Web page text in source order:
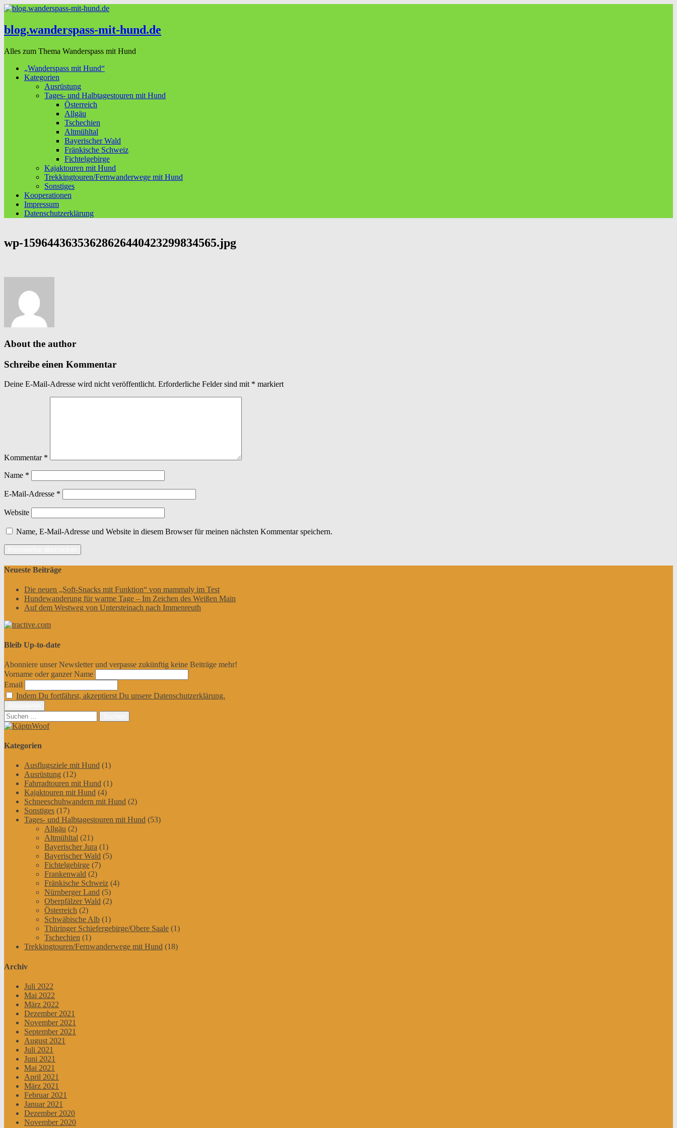
blog.wanderspass-mit-hund.de
Alles zum Thema Wanderspass mit Hund
„Wanderspass mit Hund“
Kategorien
Ausrüstung
Tages- und Halbtagestouren mit Hund
Österreich
Allgäu
Tschechien
Altmühltal
Bayerischer Wald
Fränkische Schweiz
Fichtelgebirge
Kajaktouren mit Hund
Trekkingtouren/Fernwanderwege mit Hund
Sonstiges
Kooperationen
Impressum
Datenschutzerklärung
wp-15964436353628626440423299834565.jpg
About the author
Schreibe einen Kommentar
Deine E-Mail-Adresse wird nicht veröffentlicht. Erforderliche Felder sind mit * markiert
Kommentar *
Name *
E-Mail-Adresse *
Website
Name, E-Mail-Adresse und Website in diesem Browser für meinen nächsten Kommentar speichern.
Neueste Beiträge
Die neuen „Soft-Snacks mit Funktion“ von mammaly im Test
Hundewanderung für warme Tage – Im Zeichen des Weißen Main
Auf dem Westweg von Untersteinach nach Immenreuth
Bleib Up-to-date
Abonniere unser Newsletter und verpasse zukünftig keine Beiträge mehr!
Vorname oder ganzer Name
Email
Indem Du fortfährst, akzeptierst Du unsere Datenschutzerklärung.
Suchen
nach:
Kategorien
Ausflugsziele mit Hund (1)
Ausrüstung (12)
Fahrradtouren mit Hund (1)
Kajaktouren mit Hund (4)
Schneeschuhwandern mit Hund (2)
Sonstiges (17)
Tages- und Halbtagestouren mit Hund (53)
Allgäu (2)
Altmühltal (21)
Bayerischer Jura (1)
Bayerischer Wald (5)
Fichtelgebirge (7)
Frankenwald (2)
Fränkische Schweiz (4)
Nürnberger Land (5)
Oberpfälzer Wald (2)
Österreich (2)
Schwäbische Alb (1)
Thüringer Schiefergebirge/Obere Saale (1)
Tschechien (1)
Trekkingtouren/Fernwanderwege mit Hund (18)
Archiv
Juli 2022
Mai 2022
März 2022
Dezember 2021
November 2021
September 2021
August 2021
Juli 2021
Juni 2021
Mai 2021
April 2021
März 2021
Februar 2021
Januar 2021
Dezember 2020
November 2020